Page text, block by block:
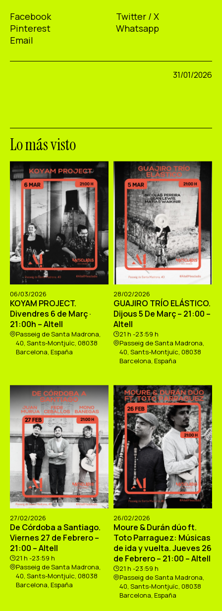
Facebook
Twitter / X
Pinterest
Whatsapp
Email
31/01/2026
Lo más visto
06/03/2026
KOYAM PROJECT.
Divendres 6 de Març ·
21:00h – Altell
Passeig de Santa Madrona,
40, Sants-Montjuïc, 08038
Barcelona, España
28/02/2026
GUAJIRO TRÍO ELÁSTICO.
Dijous 5 De Març – 21:00 –
Altell
21 h -23:59 h
Passeig de Santa Madrona,
40, Sants-Montjuïc, 08038
Barcelona, España
27/02/2026
De Córdoba a Santiago.
Viernes 27 de Febrero –
21:00 – Altell
21 h -23:59 h
Passeig de Santa Madrona,
40, Sants-Montjuïc, 08038
Barcelona, España
26/02/2026
Moure & Durán dúo ft.
Toto Parraguez: Músicas
de ida y vuelta. Jueves 26
de Febrero – 21:00 – Altell
21 h -23:59 h
Passeig de Santa Madrona,
40, Sants-Montjuïc, 08038
Barcelona, España